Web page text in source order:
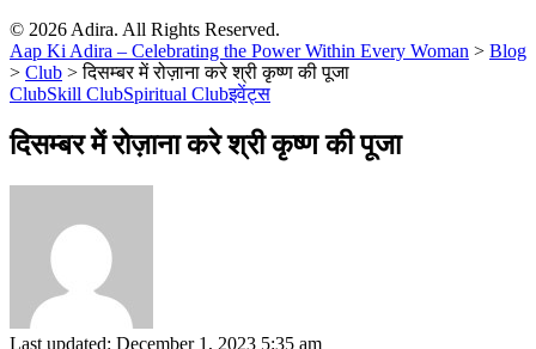
© 2026 Adira. All Rights Reserved.
Aap Ki Adira – Celebrating the Power Within Every Woman > Blog
> Club >दिसम्बर में रोज़ाना करे श्री कृष्ण की पूजा
ClubSkill ClubSpiritual Clubइवेंट्स
दिसम्बर में रोज़ाना करे श्री कृष्ण की पूजा
Last updated: December 1, 2023 5:35 am